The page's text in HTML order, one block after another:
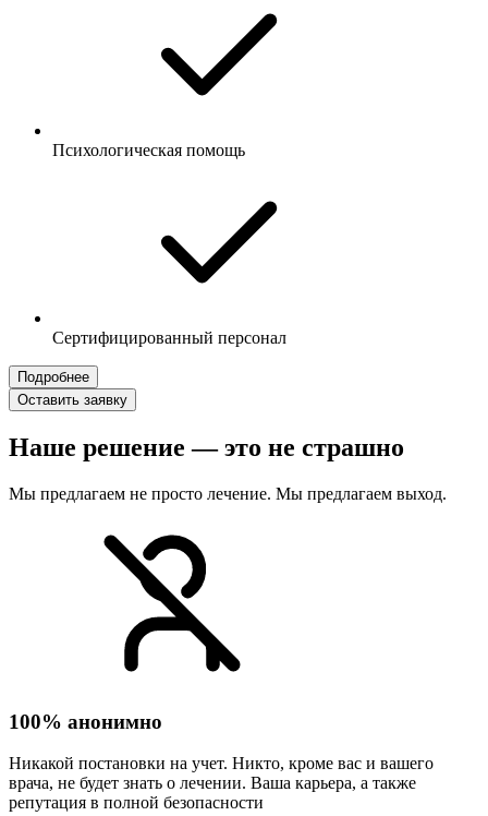
Психологическая помощь
Сертифицированный персонал
Подробнее
Оставить заявку
Наше решение — это не страшно
Мы предлагаем не просто лечение. Мы предлагаем выход.
100% анонимно
Никакой постановки на учет. Никто, кроме вас и вашего
врача, не будет знать о лечении. Ваша карьера, а также
репутация в полной безопасности